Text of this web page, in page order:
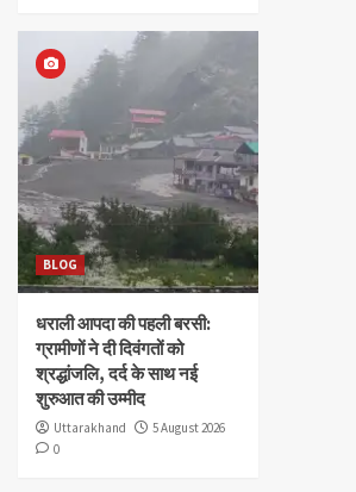
BLOG
धराली आपदा की पहली बरसी:
ग्रामीणों ने दी दिवंगतों को
श्रद्धांजलि, दर्द के साथ नई
शुरुआत की उम्मीद
Uttarakhand
5 August 2026
0